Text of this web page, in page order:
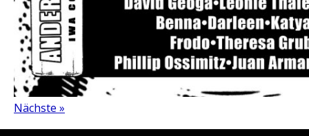
Nächste »